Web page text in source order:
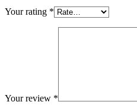
Your rating *
Your review *